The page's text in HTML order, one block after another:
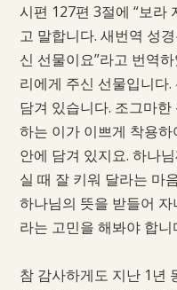
시편 127편 3절에 “보라
고 말합니다. 새번역 성
신 선물이요”라고 번역
리에게 주신 선물입니다
담겨 있습니다. 조그마
하는 이가 이쁘게 착용
안에 담겨 있지요. 하나
실 때 잘 키워 달라는 마
하나님의 뜻을 받들어
라는 고민을 해봐야 합니
참 감사하게도 지난 1년